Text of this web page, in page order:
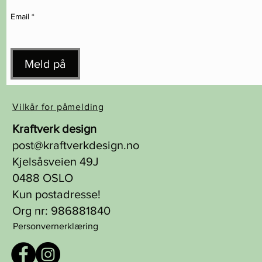
Email *
Meld på
Vilkår for påmelding
Kraftverk design
post@kraftverkdesign.no
Kjelsåsveien 49J
0488 OSLO
Kun postadresse!
Org nr: 986881840
Personvernerklæring